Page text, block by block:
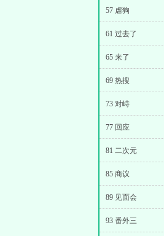
57 虐狗
61 过去了
65 来了
69 热搜
73 对峙
77 回应
81 二次元
85 商议
89 见面会
93 番外三